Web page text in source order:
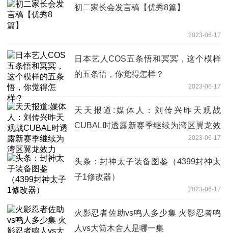
初二家长会发言稿【优秀8篇】
2023-06-17
日本艺人COS五条悟和冥冥，这个模样
的五条悟，你觉得怎样？
2023-06-17
天天报道:媒体人：刘传兴昨天观战
CUBAL时透露新赛季继续为湾区翼龙效
2023-06-17
头条：封神太子装备图鉴（4399封神太
子1修改器）
2023-06-17
火影忍者佐助vs鸣人多少集 火影忍者鸣
人vs大筒木舍人是哪一集